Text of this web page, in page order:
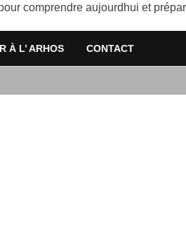
comprendre aujourdhui et
À L’ ARHOS CONTACT